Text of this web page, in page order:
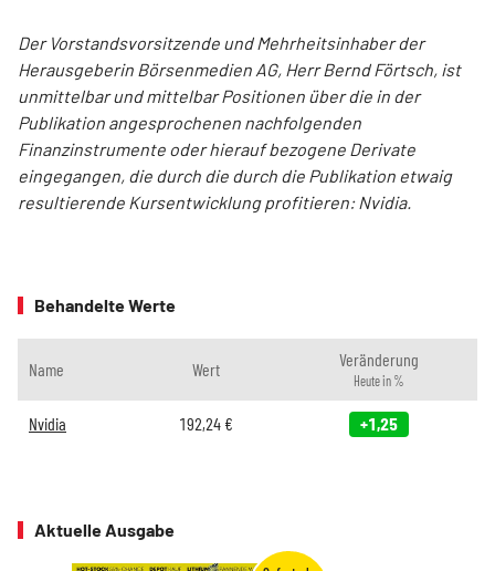
Der Vorstandsvorsitzende und Mehrheitsinhaber der
Herausgeberin Börsenmedien AG, Herr Bernd Förtsch, ist
unmittelbar und mittelbar Positionen über die in der
Publikation angesprochenen nachfolgenden
Finanzinstrumente oder hierauf bezogene Derivate
eingegangen, die durch die durch die Publikation etwaig
resultierende Kursentwicklung profitieren: Nvidia.
Behandelte Werte
Name Wert Veränderung
Heute in %
Nvidia 192,24 € +1,25
Aktuelle Ausgabe